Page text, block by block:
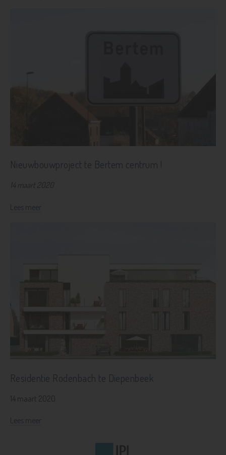
Nieuwbouwproject te Bertem centrum !
14 maart 2020
Lees meer
Residentie Rodenbach te Diepenbeek
14 maart 2020
Lees meer